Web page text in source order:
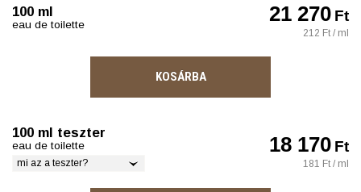
100 ml
eau de toilette 21 270Ft
212 Ft / ml
KOSÁRBA
100 ml teszter
eau de toilette
mi az a teszter?
18 170Ft
181 Ft / ml